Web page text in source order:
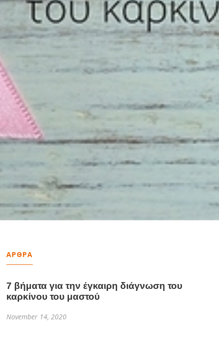
ΑΡΘΡΑ
7 βήματα για την έγκαιρη διάγνωση του
καρκίνου του μαστού
November 14, 2020